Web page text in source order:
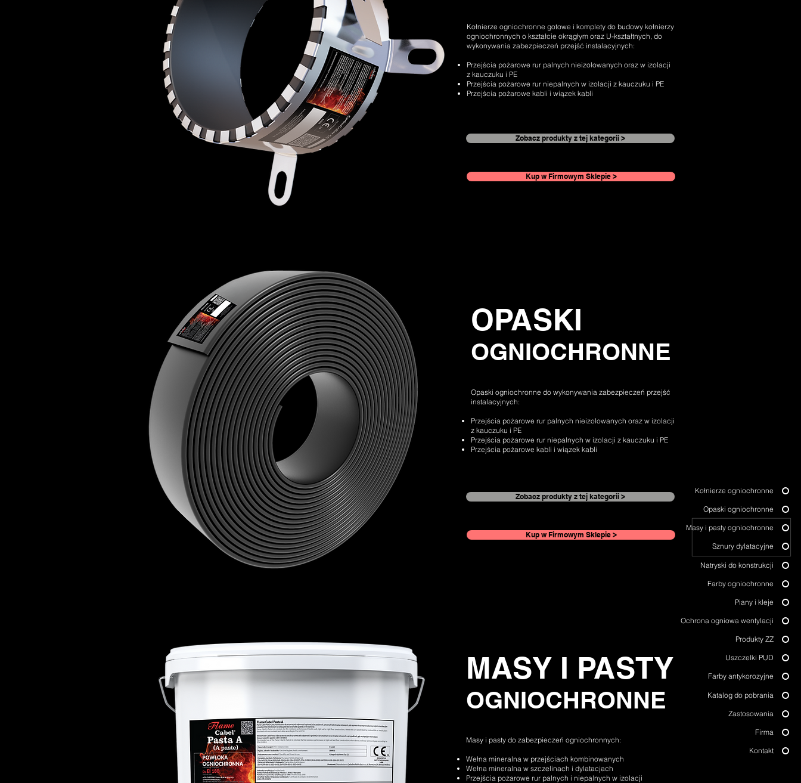
Kołnierze ogniochronne
Opaski ogniochronne
Masy i pasty ogniochronne
Sznury dylatacyjne
Natryski do konstrukcji
Farby ogniochronne
Piany i kleje
Ochrona ogniowa wentylacji
Produkty ZZ
Uszczelki PUD
Farby antykorozyjne
Katalog do pobrania
Zastosowania
Firma
Kontakt
Kołnierze ogniochronne gotowe i komplety do budowy kołnierzy
ogniochronnych o kształcie okrągłym oraz U-kształtnych, do
wykonywania zabezpieczeń przejść instalacyjnych:
Przejścia pożarowe rur palnych nieizolowanych oraz w izolacji
z kauczuku i PE
Przejścia pożarowe rur niepalnych w izolacji z kauczuku i PE
Przejścia pożarowe kabli i wiązek kabli
Zobacz produkty z tej kategorii >
Kup w Firmowym Sklepie >
Zobacz produkty z tej kategorii >
Kup w Firmowym Sklepie >
OPASKI
OGNIOCHRONNE
Opaski ogniochronne do wykonywania zabezpieczeń przejść
instalacyjnych:
Przejścia pożarowe rur palnych nieizolowanych oraz w izolacji
z kauczuku i PE
Przejścia pożarowe rur niepalnych w izolacji z kauczuku i PE
Przejścia pożarowe kabli i wiązek kabli
MASY I PASTY
OGNIOCHRONNE
Masy i pasty do zabezpieczeń ogniochronnych:
Wełna mineralna w przejściach kombinowanych
Wełna mineralna w szczelinach i dylatacjach
Przejścia pożarowe rur palnych i niepalnych w izolacji